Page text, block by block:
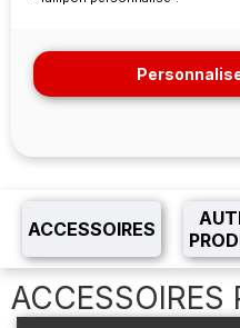
ACCESSOIRES
ACCESSOIRES